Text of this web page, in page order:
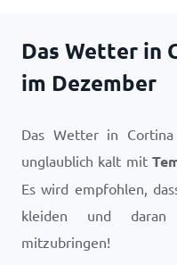
Das Wetter in
im Dezember
Das Wetter in
unglaublich kalt mit
Es wird empfohlen,
kleiden und daran
mitzubringen!